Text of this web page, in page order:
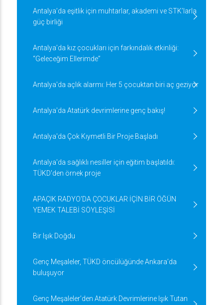
Antalya’da eşitlik için muhtarlar, akademi ve STK’larla
güç birliği
Antalya’da kız çocukları için farkındalık etkinliği:
“Geleceğim Ellerimde”
Antalya'da açlık alarmı: Her 5 çocuktan biri aç geziyor
Antalya'da Atatürk devrimlerine genç bakış!
Antalya'da Çok Kıymetli Bir Proje Başladı
Antalya'da sağlıklı nesiller için eğitim başlatıldı:
TÜKD'den örnek proje
APAÇIK RADYO'DA ÇOCUKLAR İÇİN BİR ÖĞÜN
YEMEK TALEBİ SÖYLEŞİSİ
Bir Işık Doğdu
Genç Meşaleler, TÜKD öncülüğünde Ankara’da
buluşuyor
Genç Meşaleler’den Atatürk Devrimlerine Işık Tutan